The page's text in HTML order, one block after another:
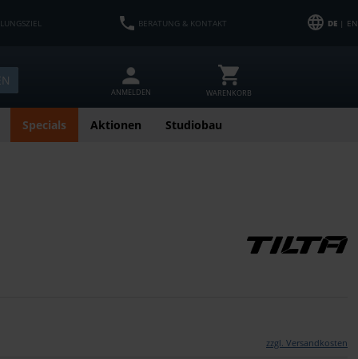
BERATUNG & KONTAKT DE| EN
ANMELDEN WARENKORB
Specials Aktionen Studiobau
zzgl. Versandkosten